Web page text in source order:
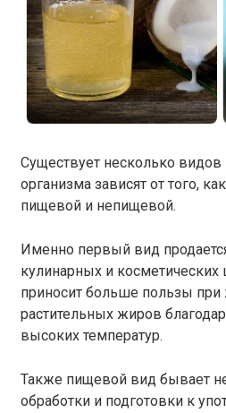
Существует несколько
организма зависят от того,
пищевой и непищевой.
Именно первый вид
кулинарных и
приносит больше пользы при
растительных жиров
высоких температур.
Также пищевой вид бывает
обработки и подготовки к